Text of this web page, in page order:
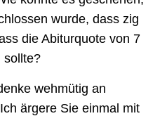
wurde, dass zig
die Abiturquote von 7
sollte?
wehmütig an
ärgere Sie einmal mit